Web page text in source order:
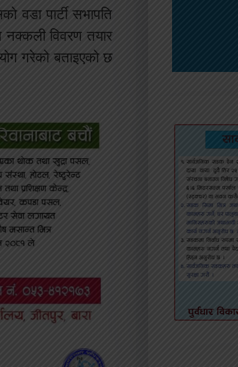
वडा पार्टी सभापति
नक्कली विवरण तयार
गरेको बताइएको छ